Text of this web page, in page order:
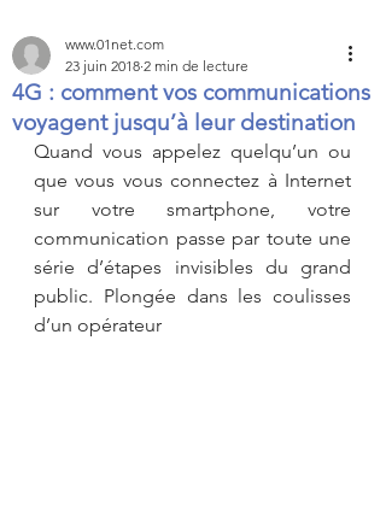
4G : comment vos communications
voyagent jusqu’à leur destination
www.01net.com
23 juin 2018 2 min de lecture
Quand vous appelez quelqu’un ou
que vous vous connectez à Internet
sur votre smartphone, votre
communication passe par toute une
série d’étapes invisibles du grand
public. Plongée dans les coulisses
d’un opérateur